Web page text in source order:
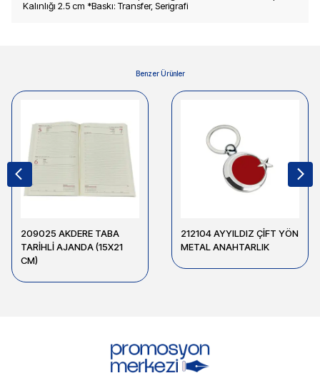
Kalınlığı 2.5 cm *Baskı: Transfer, Serigrafi
Benzer Ürünler
209025 AKDERE TABA
TARİHLİ AJANDA (15X21
CM)
212104 AYYILDIZ ÇİFT YÖN
METAL ANAHTARLIK